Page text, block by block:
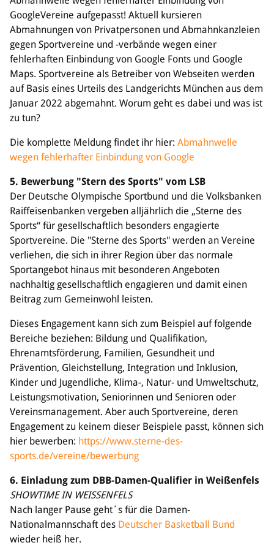
GoogleVereine aufgepasst! Aktuell kursieren
Abmahnungen von Privatpersonen und Abmahnkanzleien
gegen Sportvereine und -verbände wegen einer
fehlerhaften Einbindung von Google Fonts und Google
Maps. Sportvereine als Betreiber von Webseiten werden
auf Basis eines Urteils des Landgerichts München aus dem
Januar 2022 abgemahnt. Worum geht es dabei und was ist
zu tun?
Die komplette Meldung findet ihr hier: Abmahnwelle
wegen fehlerhafter Einbindung von Google
5. Bewerbung "Stern des Sports" vom LSB
Der Deutsche Olympische Sportbund und die Volksbanken
Raiffeisenbanken vergeben alljährlich die „Sterne des
Sports“ für gesellschaftlich besonders engagierte
Sportvereine. Die "Sterne des Sports" werden an Vereine
verliehen, die sich in ihrer Region über das normale
Sportangebot hinaus mit besonderen Angeboten
nachhaltig gesellschaftlich engagieren und damit einen
Beitrag zum Gemeinwohl leisten.
Dieses Engagement kann sich zum Beispiel auf folgende
Bereiche beziehen: Bildung und Qualifikation,
Ehrenamtsförderung, Familien, Gesundheit und
Prävention, Gleichstellung, Integration und Inklusion,
Kinder und Jugendliche, Klima-, Natur- und Umweltschutz,
Leistungsmotivation, Seniorinnen und Senioren oder
Vereinsmanagement. Aber auch Sportvereine, deren
Engagement zu keinem dieser Beispiele passt, können sich
hier bewerben: https://www.sterne-des-
sports.de/vereine/bewerbung
6. Einladung zum DBB-Damen-Qualifier in Weißenfels
SHOWTIME IN WEISSENFELS
Nach langer Pause geht´s für die Damen-
Nationalmannschaft des Deutscher Basketball Bund
wieder heiß her.